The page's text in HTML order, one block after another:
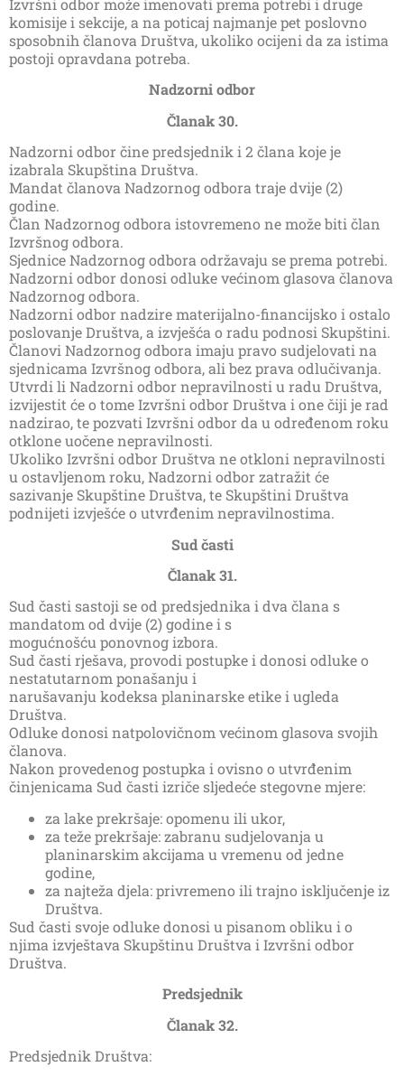
Izvršni odbor može imenovati prema potrebi i druge
komisije i sekcije, a na poticaj najmanje pet poslovno
sposobnih članova Društva, ukoliko ocijeni da za istima
postoji opravdana potreba.
Nadzorni odbor
Članak 30.
Nadzorni odbor čine predsjednik i 2 člana koje je
izabrala Skupština Društva.
Mandat članova Nadzornog odbora traje dvije (2)
godine.
Član Nadzornog odbora istovremeno ne može biti član
Izvršnog odbora.
Sjednice Nadzornog odbora održavaju se prema potrebi.
Nadzorni odbor donosi odluke većinom glasova članova
Nadzornog odbora.
Nadzorni odbor nadzire materijalno-financijsko i ostalo
poslovanje Društva, a izvješća o radu podnosi Skupštini.
Članovi Nadzornog odbora imaju pravo sudjelovati na
sjednicama Izvršnog odbora, ali bez prava odlučivanja.
Utvrdi li Nadzorni odbor nepravilnosti u radu Društva,
izvijestit će o tome Izvršni odbor Društva i one čiji je rad
nadzirao, te pozvati Izvršni odbor da u određenom roku
otklone uočene nepravilnosti.
Ukoliko Izvršni odbor Društva ne otkloni nepravilnosti
u ostavljenom roku, Nadzorni odbor zatražit će
sazivanje Skupštine Društva, te Skupštini Društva
podnijeti izvješće o utvrđenim nepravilnostima.
Sud časti
Članak 31.
Sud časti sastoji se od predsjednika i dva člana s
mandatom od dvije (2) godine i s
mogućnošću ponovnog izbora.
Sud časti rješava, provodi postupke i donosi odluke o
nestatutarnom ponašanju i
narušavanju kodeksa planinarske etike i ugleda
Društva.
Odluke donosi natpolovičnom većinom glasova svojih
članova.
Nakon provedenog postupka i ovisno o utvrđenim
činjenicama Sud časti izriče sljedeće stegovne mjere:
za lake prekršaje: opomenu ili ukor,
za teže prekršaje: zabranu sudjelovanja u
planinarskim akcijama u vremenu od jedne
godine,
za najteža djela: privremeno ili trajno isključenje iz
Društva.
Sud časti svoje odluke donosi u pisanom obliku i o
njima izvještava Skupštinu Društva i Izvršni odbor
Društva.
Predsjednik
Članak 32.
Predsjednik Društva: